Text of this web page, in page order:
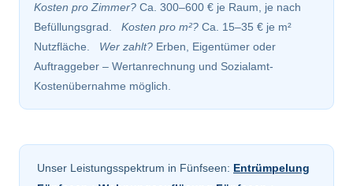
Kosten pro Zimmer? Ca. 300–600 € je Raum, je nach
Befüllungsgrad. Kosten pro m²? Ca. 15–35 € je m²
Nutzfläche. Wer zahlt? Erben, Eigentümer oder
Auftraggeber – Wertanrechnung und Sozialamt-
Kostenübernahme möglich.
Unser Leistungsspektrum in Fünfseen: Entrümpelung